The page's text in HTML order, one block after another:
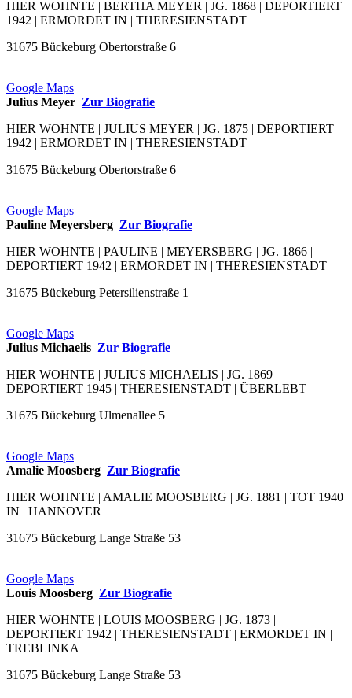
HIER WOHNTE | BERTHA MEYER | JG. 1868 | DEPORTIERT
1942 | ERMORDET IN | THERESIENSTADT
31675 Bückeburg Obertorstraße 6
Google Maps
Julius Meyer Zur Biografie
HIER WOHNTE | JULIUS MEYER | JG. 1875 | DEPORTIERT
1942 | ERMORDET IN | THERESIENSTADT
31675 Bückeburg Obertorstraße 6
Google Maps
Pauline Meyersberg Zur Biografie
HIER WOHNTE | PAULINE | MEYERSBERG | JG. 1866 |
DEPORTIERT 1942 | ERMORDET IN | THERESIENSTADT
31675 Bückeburg Petersilienstraße 1
Google Maps
Julius Michaelis Zur Biografie
HIER WOHNTE | JULIUS MICHAELIS | JG. 1869 |
DEPORTIERT 1945 | THERESIENSTADT | ÜBERLEBT
31675 Bückeburg Ulmenallee 5
Google Maps
Amalie Moosberg Zur Biografie
HIER WOHNTE | AMALIE MOOSBERG | JG. 1881 | TOT 1940
IN | HANNOVER
31675 Bückeburg Lange Straße 53
Google Maps
Louis Moosberg Zur Biografie
HIER WOHNTE | LOUIS MOOSBERG | JG. 1873 |
DEPORTIERT 1942 | THERESIENSTADT | ERMORDET IN |
TREBLINKA
31675 Bückeburg Lange Straße 53